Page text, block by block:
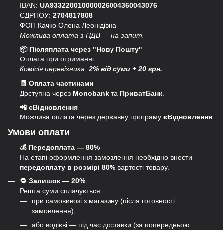
IBAN: UA933220010000026004360043076
ЄДРПОУ: 2704817808
ФОП Качко Олена Леонідівна
Можлива оплата з ПДВ — на запит.
📦 Післяплата через "Нову Пошту"
Оплата при отриманні.
Комісія перевізника:2% від суми + 20 грн.
🧾 Оплата частинами
Доступна через Monobank та ПриватБанк
📲 єВідновлення
Можлива оплата через державну програму єВідновлення
Умови оплати
💰 Передоплата — 80%
На етапі оформлення замовлення необхідно внести
передоплату в розмірі 80% вартості товару.
🔁 Залишок — 20%
Решта суми сплачується:
при самовивозі з магазину (після готовності
замовлення),
або водієві — під час доставки (за попередньою